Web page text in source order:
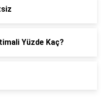
Yüzde Kaç?